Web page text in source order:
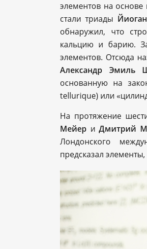
элементов на
стали триады
обнаружил, что
кальцию и барию.
элементов. Отсюда
Александр Эмиль
основанную на
tellurique) или
На протяжение
Мейер иДмитрий
Лондонского
предсказал